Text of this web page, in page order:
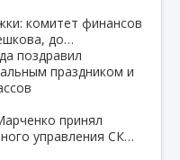
комитет финансов
до…
поздравил
праздником и
принял
управления СК…